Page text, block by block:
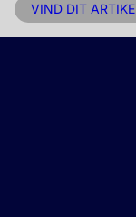
VIND DIT